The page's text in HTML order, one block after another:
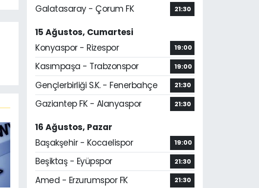
Galatasaray - Çorum FK
21:30
15 Ağustos, Cumartesi
Konyaspor - Rizespor
19:00
Kasımpaşa - Trabzonspor 19:00
Gençlerbirliği S.K. - Fenerbahçe 21:30
Gaziantep FK - Alanyaspor 21:30
16 Ağustos, Pazar
Başakşehir - Kocaelispor
19:00
Beşiktaş - Eyüpspor 21:30
Amed - Erzurumspor FK 21:30